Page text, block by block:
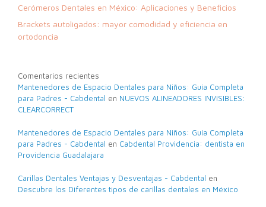
Cerómeros Dentales en México: Aplicaciones y Beneficios
Brackets autoligados: mayor comodidad y eficiencia en
ortodoncia
Comentarios recientes
Mantenedores de Espacio Dentales para Niños: Guía Completa
para Padres - Cabdental en NUEVOS ALINEADORES INVISIBLES:
CLEARCORRECT
Mantenedores de Espacio Dentales para Niños: Guía Completa
para Padres - Cabdental en Cabdental Providencia: dentista en
Providencia Guadalajara
Carillas Dentales Ventajas y Desventajas - Cabdental en
Descubre los Diferentes tipos de carillas dentales en México